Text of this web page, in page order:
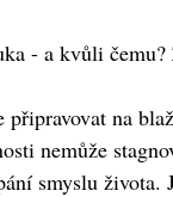
- a kvůli
na
nemůže
smyslu